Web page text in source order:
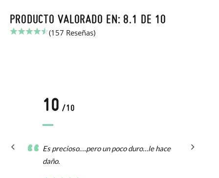
PRODUCTO VALORADO EN: 8.1 DE 10
(157 Reseñas)
10 /10
Es precioso….pero un poco duro…le hace
daño.